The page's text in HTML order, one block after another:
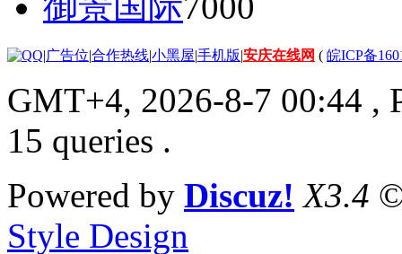
|广告位|合作热线|小黑屋|手机版|安庆在线网 ( 皖ICP备
GMT+4, 2026-8-7 00:44 ,
15 queries .
Powered by Discuz! X3.4
Style Design